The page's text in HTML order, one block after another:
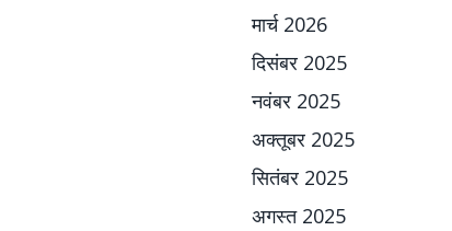
मार्च 2026
दिसंबर 2025
नवंबर 2025
अक्तूबर 2025
सितंबर 2025
अगस्त 2025